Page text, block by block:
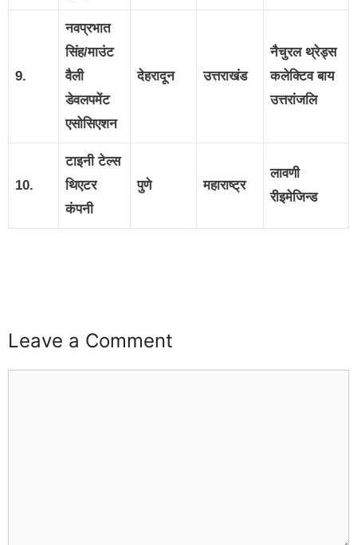
9.
नवप्रभात
सिंह/माउंट
वैली
डेवलपमेंट
एसोसिएशन
देहरादून उत्तराखंड
नैचुरल थ्रेड्स
कलेक्टिव बाय
उत्तरांजलि
10.
टाइनी टेल्स
थिएटर
कंपनी
पुणे महाराष्ट्र
लावणी
रीइमेजिन्ड
Leave a Comment